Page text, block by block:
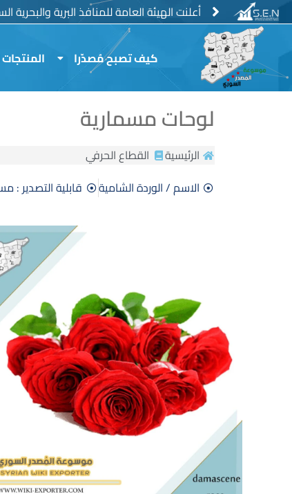
تخطي
إلى
المحتوى
أعلنت الهيئة العامة للمنافذ البرية
منع استيراد الفروج الحي والمجمد وبيض
كيف تصبح مُصدّرا
لوحات مسمارية
الرئيسية
القطاع الحرفي
الاسم / الوردة الشامية
قابلية التصدير :